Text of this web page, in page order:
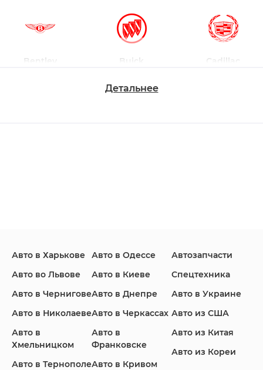
Bentley Buick Cadillac
Infiniti Jaguar Jeep
Детальнее
Авто в Харькове
Авто во Львове
Авто в Чернигове
Авто в Николаеве
Авто в
Хмельницком
Авто в Тернополе
Авто в Одессе
Авто в Киеве
Авто в Днепре
Авто в Черкассах
Авто в
Франковске
Авто в Кривом
Автозапчасти
Спецтехника
Авто в Украине
Авто из США
Авто из Китая
Авто из Кореи